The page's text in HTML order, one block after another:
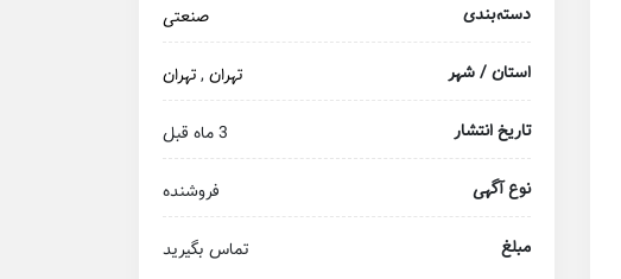
دسته‌بندی صنعتی
استان / شهر تهران ,تهران
تاریخ انتشار 3 ماه قبل
نوع آگهی فروشنده
مبلغ تماس بگیرید